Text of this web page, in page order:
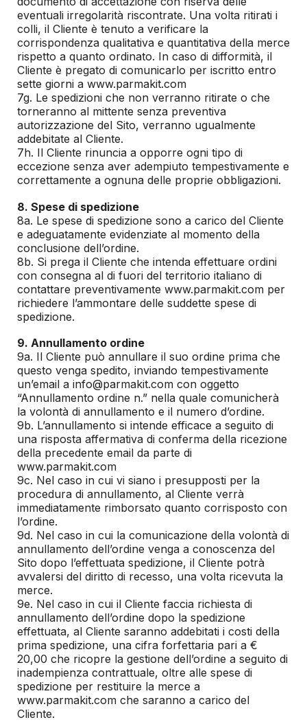
eventuali irregolarità riscontrate. Una volta ritirati i
colli, il Cliente è tenuto a verificare la
corrispondenza qualitativa e quantitativa della merce
rispetto a quanto ordinato. In caso di difformità, il
Cliente è pregato di comunicarlo per iscritto entro
sette giorni a www.parmakit.com
7g. Le spedizioni che non verranno ritirate o che
torneranno al mittente senza preventiva
autorizzazione del Sito, verranno ugualmente
addebitate al Cliente.
7h. Il Cliente rinuncia a opporre ogni tipo di
eccezione senza aver adempiuto tempestivamente e
correttamente a ognuna delle proprie obbligazioni.
8. Spese di spedizione
8a. Le spese di spedizione sono a carico del Cliente
e adeguatamente evidenziate al momento della
conclusione dell’ordine.
8b. Si prega il Cliente che intenda effettuare ordini
con consegna al di fuori del territorio italiano di
contattare preventivamente www.parmakit.com per
richiedere l’ammontare delle suddette spese di
spedizione.
9. Annullamento ordine
9a. Il Cliente può annullare il suo ordine prima che
questo venga spedito, inviando tempestivamente
un’email a info@parmakit.com con oggetto
“Annullamento ordine n.” nella quale comunicherà
la volontà di annullamento e il numero d’ordine.
9b. L’annullamento si intende efficace a seguito di
una risposta affermativa di conferma della ricezione
della precedente email da parte di
www.parmakit.com
9c. Nel caso in cui vi siano i presupposti per la
procedura di annullamento, al Cliente verrà
immediatamente rimborsato quanto corrisposto con
l’ordine.
9d. Nel caso in cui la comunicazione della volontà di
annullamento dell’ordine venga a conoscenza del
Sito dopo l’effettuata spedizione, il Cliente potrà
avvalersi del diritto di recesso, una volta ricevuta la
merce.
9e. Nel caso in cui il Cliente faccia richiesta di
annullamento dell’ordine dopo la spedizione
effettuata, al Cliente saranno addebitati i costi della
prima spedizione, una cifra forfettaria pari a €
20,00 che ricopre la gestione dell’ordine a seguito di
inadempienza contrattuale, oltre alle spese di
spedizione per restituire la merce a
www.parmakit.com che saranno a carico del
Cliente.